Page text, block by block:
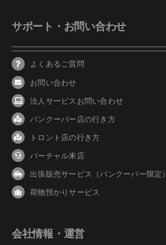
サポート・お問い合わせ
よくあるご質問
お問い合わせ
法人サービスお問い合わせ
バンクーバー 店の行き方
トロント店の行き方
バーチャル来店
出張販売サービス（バンクーバー限定）
荷物預かりサービス
会社情報・運営